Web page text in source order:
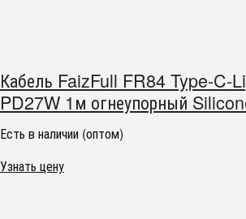
Кабель FaizFull FR84 Type-C-
PD27W 1м огнеупорный
Есть в наличии (оптом)
Узнать цену